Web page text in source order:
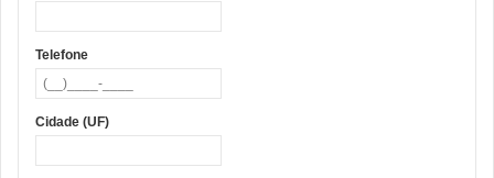
Telefone
Cidade (UF)